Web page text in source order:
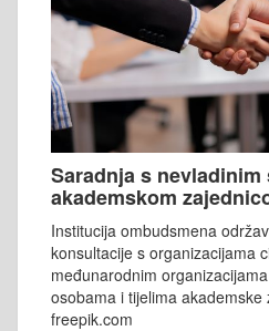
Saradnja s nevladinim
akademskom
Institucija ombudsmena
konsultacije s organizacijama
međunarodnim
osobama i tijelima
freepik.com